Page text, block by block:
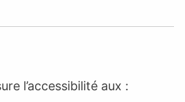
l’accessibilité aux :